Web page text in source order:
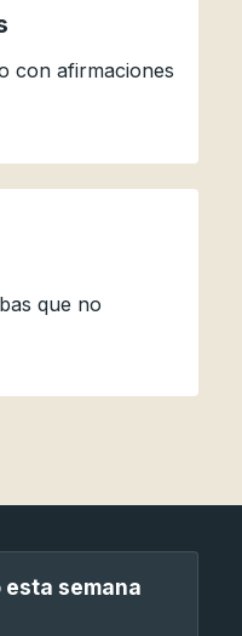
con afirmaciones
que no
esta semana